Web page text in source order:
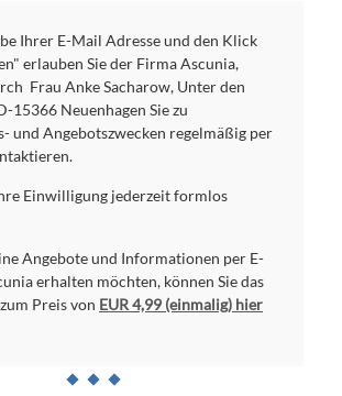
Ihrer E-Mail Adresse und den Klick
erlauben Sie der Firma Ascunia,
Frau Anke Sacharow, Unter den
15366 Neuenhagen Sie zu
und Angebotszwecken regelmäßig per
Einwilligung jederzeit formlos
Angebote und Informationen per E-
erhalten möchten, können Sie das
Preis von EUR 4,99 (einmalig) hier